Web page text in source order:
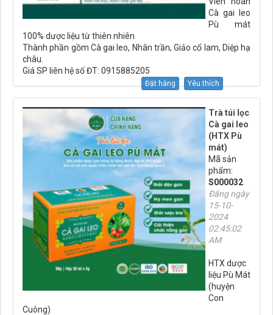
Cà gai leo
Pù mát
100% dược liệu từ thiên nhiên
Thành phần gồm Cà gai leo, Nhân trần, Giảo cổ lam, Diệp hạ
châu.
Giá SP liên hệ số ĐT: 0915885205
Đặt hàng Yêu thích
Trà túi lọc
Cà gai leo
(HTX Pù
mát)
Mã sản
phẩm:
S000032
Đăng ngày
15-10-
2024
02:45:02
AM
HTX dược
liệu Pù Mát
(huyện
Con
Cuông)